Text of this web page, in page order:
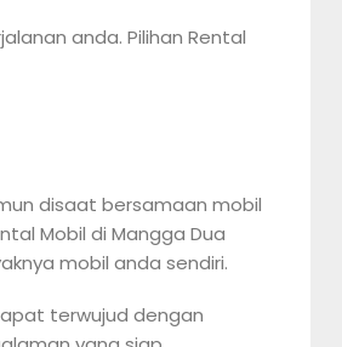
anda. Pilihan Rental
disaat bersamaan mobil
Mobil di Mangga Dua
mobil anda sendiri.
terwujud dengan